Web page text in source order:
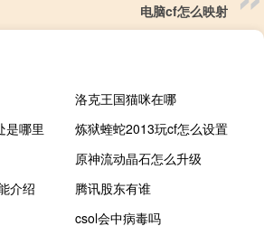
电脑cf怎么映射
洛克王国猫咪在哪
是哪里
炼狱蝰蛇2013玩cf怎么设置
原神流动晶石怎么升级
介绍
腾讯股东有谁
csol会中病毒吗